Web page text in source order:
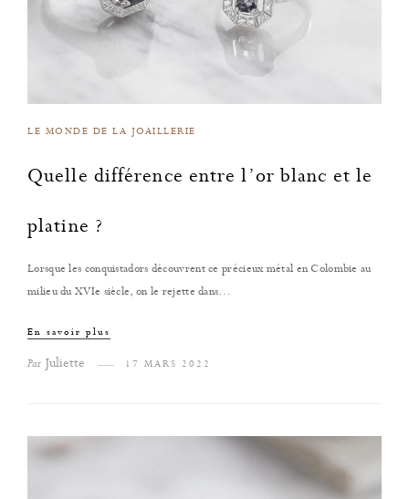
LE MONDE DE LA JOAILLERIE
Quelle différence entre l’or blanc et le
platine ?
Lorsque les conquistadors découvrent ce précieux métal en Colombie au
milieu du XVIe siècle, on le rejette dans…
En savoir plus
Par Juliette 17 MARS 2022